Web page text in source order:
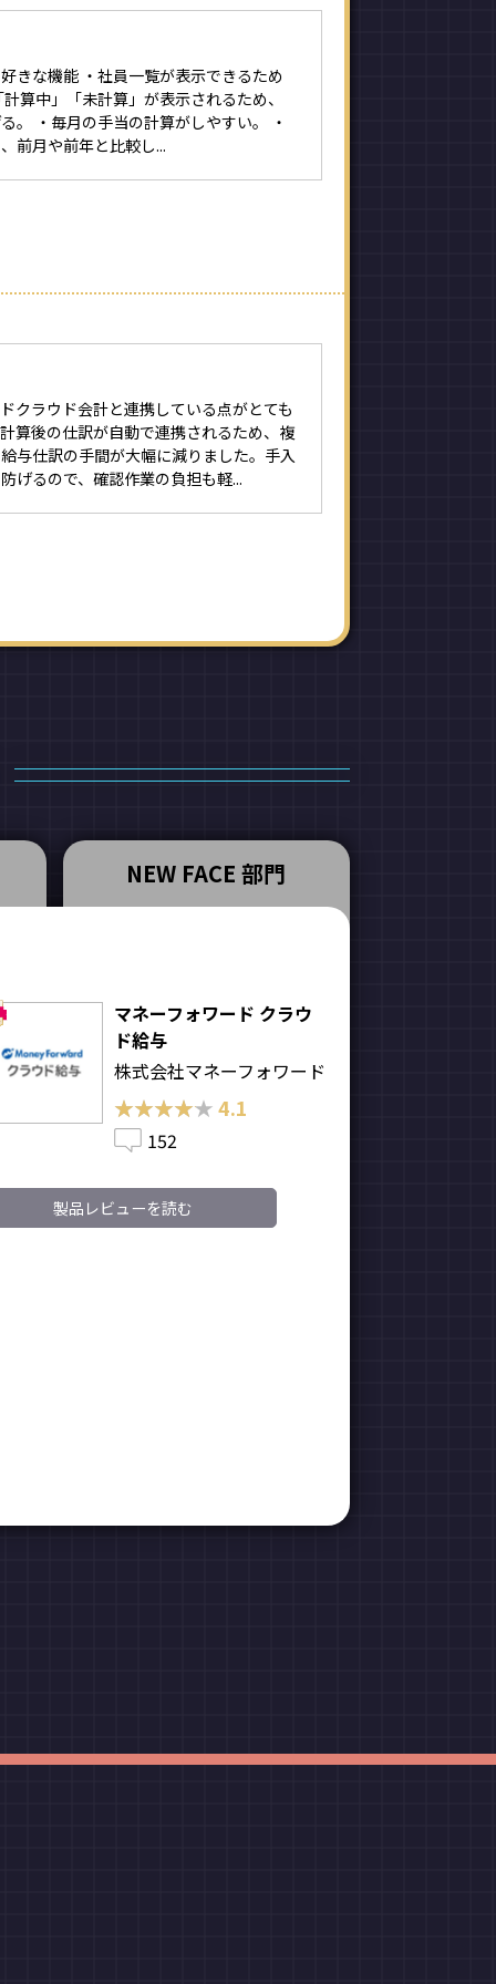
きな機能 ・社員一覧が表示できるため
算中」「未計算」が表示されるため、
。 ・毎月の手当の計算がしやすい。 ・
前月や前年と比較し...
クラウド会計と連携している点がとても
算後の仕訳が自動で連携されるため、複
与仕訳の手間が大幅に減りました。手入
げるので、確認作業の負担も軽...
NEW FACE 部門
マネーフォワード クラウ
ド給与
株式会社マネーフォワード
★★★★★
★★★★★4.1
152
製品レビューを読む